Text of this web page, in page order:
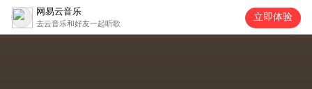
网易云音乐
去云音乐和好友一起听歌
立即体验